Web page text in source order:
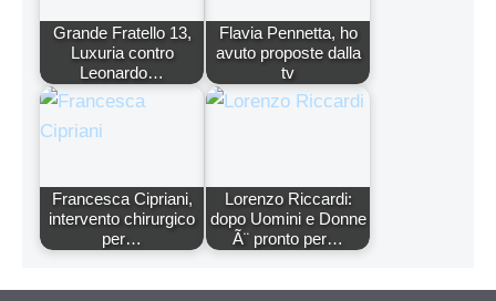
Grande Fratello 13,
Luxuria contro
Leonardo…
Flavia Pennetta, ho
avuto proposte dalla
tv
Francesca Cipriani,
intervento chirurgico
per…
Lorenzo Riccardi:
dopo Uomini e Donne
Ã¨ pronto per…